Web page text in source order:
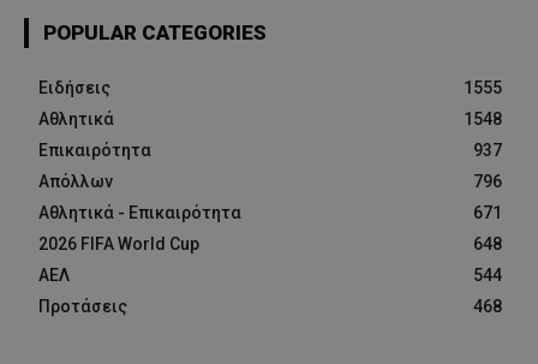
POPULAR CATEGORIES
Ειδήσεις
1555
Αθλητικά
1548
Επικαιρότητα
937
Απόλλων
796
Αθλητικά - Επικαιρότητα
671
2026 FIFA World Cup
648
ΑΕΛ
544
Προτάσεις
468